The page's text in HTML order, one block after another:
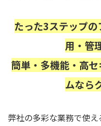
たった3ステップ
用・管
簡単・多機能・高
ムなら
弊社の多彩な業務で使